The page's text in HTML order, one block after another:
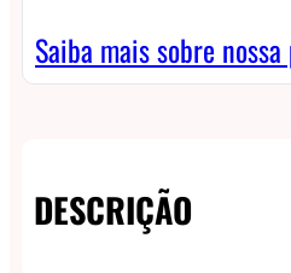
Saiba mais sobre
DESCRIÇÃO